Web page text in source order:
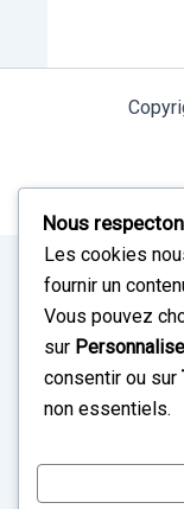
Nous
Les cookies
fournir un
Vous pouvez
sur
consentir ou sur
non essentiels.